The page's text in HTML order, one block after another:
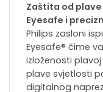
Zaštita od
Eyesafe i
Philips zasloni
Eyesafe® čime
izloženosti
plave svjetlosti
digitalnog